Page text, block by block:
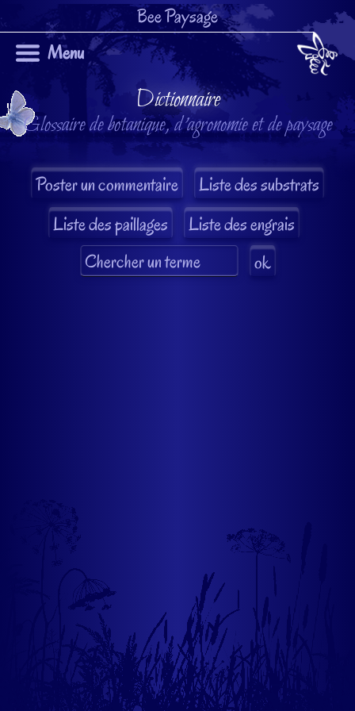
Bee Paysage
Menu
Dictionnaire
Glossaire de botanique, d'agronomie et de paysage
Liste des substrats
Liste des paillages
Liste des engrais